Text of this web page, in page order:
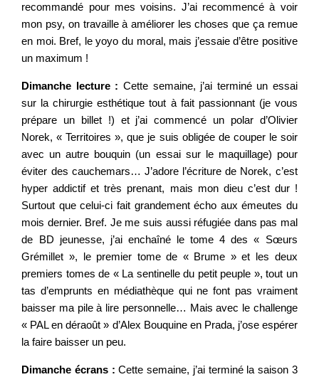
recommandé pour mes voisins. J’ai recommencé à voir
mon psy, on travaille à améliorer les choses que ça remue
en moi. Bref, le yoyo du moral, mais j’essaie d’être positive
un maximum !
Dimanche lecture : Cette semaine, j’ai terminé un essai
sur la chirurgie esthétique tout à fait passionnant (je vous
prépare un billet !) et j’ai commencé un polar d’Olivier
Norek, « Territoires », que je suis obligée de couper le soir
avec un autre bouquin (un essai sur le maquillage) pour
éviter des cauchemars… J’adore l’écriture de Norek, c’est
hyper addictif et très prenant, mais mon dieu c’est dur !
Surtout que celui-ci fait grandement écho aux émeutes du
mois dernier. Bref. Je me suis aussi réfugiée dans pas mal
de BD jeunesse, j’ai enchaîné le tome 4 des « Sœurs
Grémillet », le premier tome de « Brume » et les deux
premiers tomes de « La sentinelle du petit peuple », tout un
tas d’emprunts en médiathèque qui ne font pas vraiment
baisser ma pile à lire personnelle… Mais avec le challenge
« PAL en déraoût » d’Alex Bouquine en Prada, j’ose espérer
la faire baisser un peu.
Dimanche écrans : Cette semaine, j’ai terminé la saison 3